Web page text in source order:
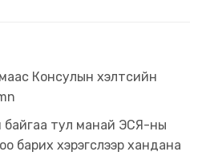
Консулын хэлтсийн
байгаа тул манай ЭСЯ-ны
барих хэрэгслээр хандана